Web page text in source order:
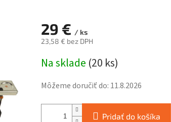
29 € / ks
23,58 € bez DPH
cena:
Na sklade (20 ks)
Môžeme doručiť do: 11.8.2026
Pridať do košíka